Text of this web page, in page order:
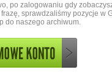
po zalogowaniu gdy
sprawdzaliśmy pozycje w
do naszego archiwum.